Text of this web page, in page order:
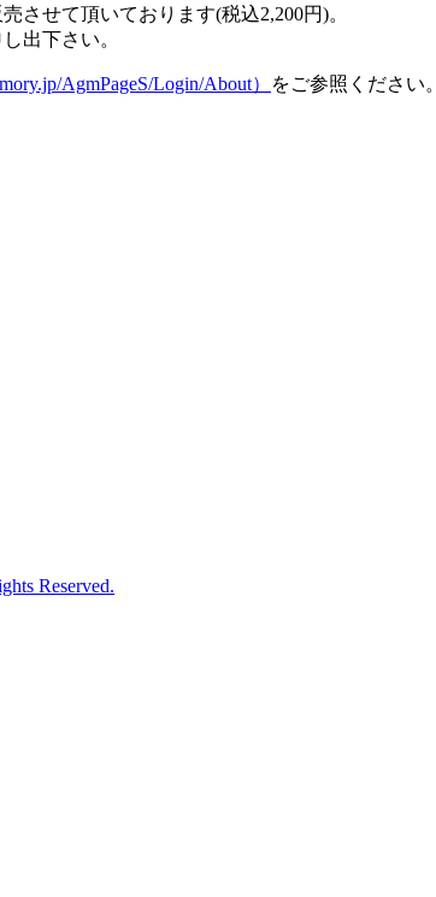
させて頂いております(税込2,200円)。
出下さい。
AgmPageS/Login/About） をご参照ください。
Reserved.